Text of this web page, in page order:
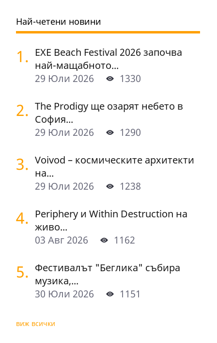
Най-четени новини
1. EXE Beach Festival 2026 започва
най-мащабното...
29 Юли 2026
1330
2. The Prodigy ще озарят небето в
София...
29 Юли 2026
1290
3. Voivod – космическите архитекти
на...
29 Юли 2026
1238
4. Periphery и Within Destruction на
живо...
03 Авг 2026
1162
5. Фестивалът "Беглика" събира
музика,...
30 Юли 2026
1151
виж всички